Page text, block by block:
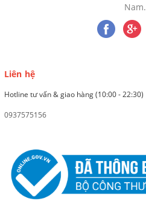
Nam.
Liên hệ
Hotline tư vấn & giao hàng (10:00 - 22:30)
0937575156